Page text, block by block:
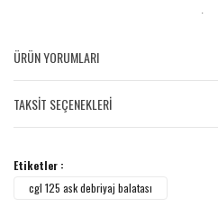
.
ÜRÜN YORUMLARI
TAKSİT SEÇENEKLERİ
Etiketler :
cgl 125 ask debriyaj balatası